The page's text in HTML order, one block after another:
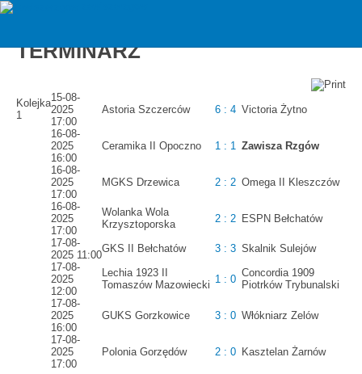
TERMINARZ
Kolejka
1
15-08-
2025
17:00
Astoria Szczerców 6 : 4 Victoria Żytno
16-08-
2025
16:00
Ceramika II Opoczno 1 : 1 Zawisza Rzgów
16-08-
2025
17:00
MGKS Drzewica 2 : 2 Omega II Kleszczów
16-08-
2025
17:00
Wolanka Wola
Krzysztoporska
2 : 2 ESPN Bełchatów
17-08-
2025 11:00
GKS II Bełchatów 3 : 3 Skalnik Sulejów
17-08-
2025
12:00
Lechia 1923 II
Tomaszów Mazowiecki 1 : 0
Concordia 1909
Piotrków Trybunalski
17-08-
2025
16:00
GUKS Gorzkowice 3 : 0 Włókniarz Zelów
17-08-
2025
17:00
Polonia Gorzędów 2 : 0 Kasztelan Żarnów